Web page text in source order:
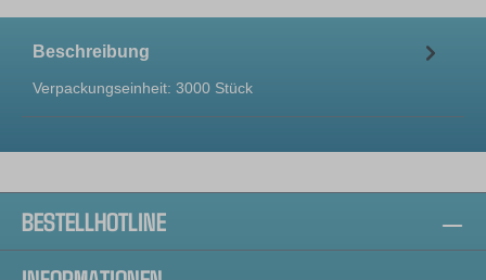
Beschreibung
Verpackungseinheit: 3000 Stück
BESTELLHOTLINE